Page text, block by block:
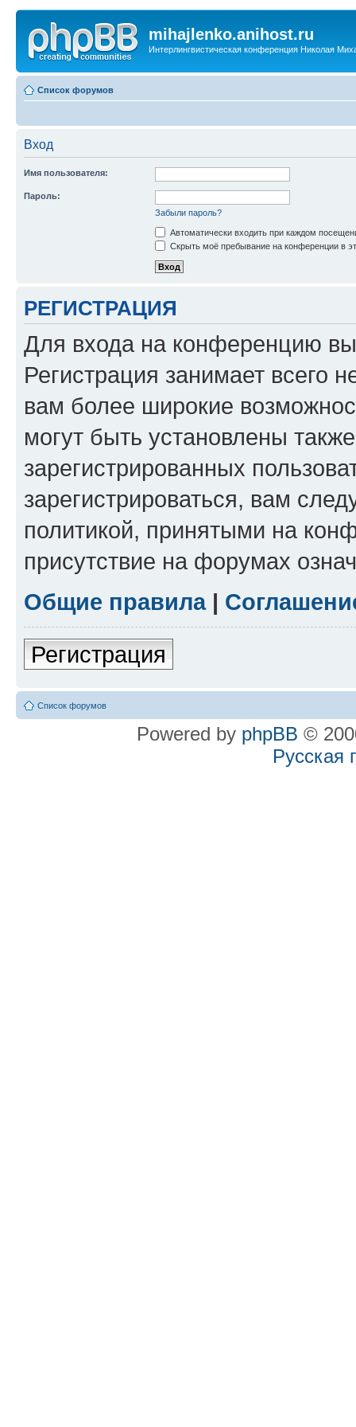
mihajlenko.anihost.ru
Интерлингвистическая конференция Николая
Список форумов
Вход
Имя пользователя:
Пароль:
Забыли пароль?
Автоматически входить при каждом
Скрыть моё пребывание на конференции в
РЕГИСТРАЦИЯ
Для входа на конференцию
Регистрация занимает всего
вам более широкие
могут быть установлены
зарегистрированных
зарегистрироваться, вам
политикой, принятыми на
присутствие на форумах
Общие правила|
Регистрация
Список форумов
Powered by phpBB ©
Русская